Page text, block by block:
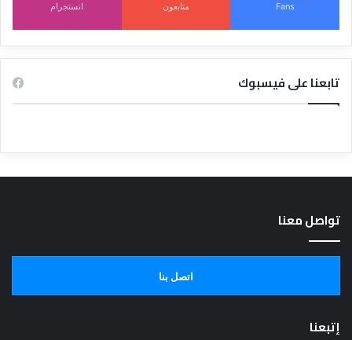
Fans متابعون انستجرام
تابعنا على فيسبوك
تواصل معنا
اتصل بنا
إتبعنا